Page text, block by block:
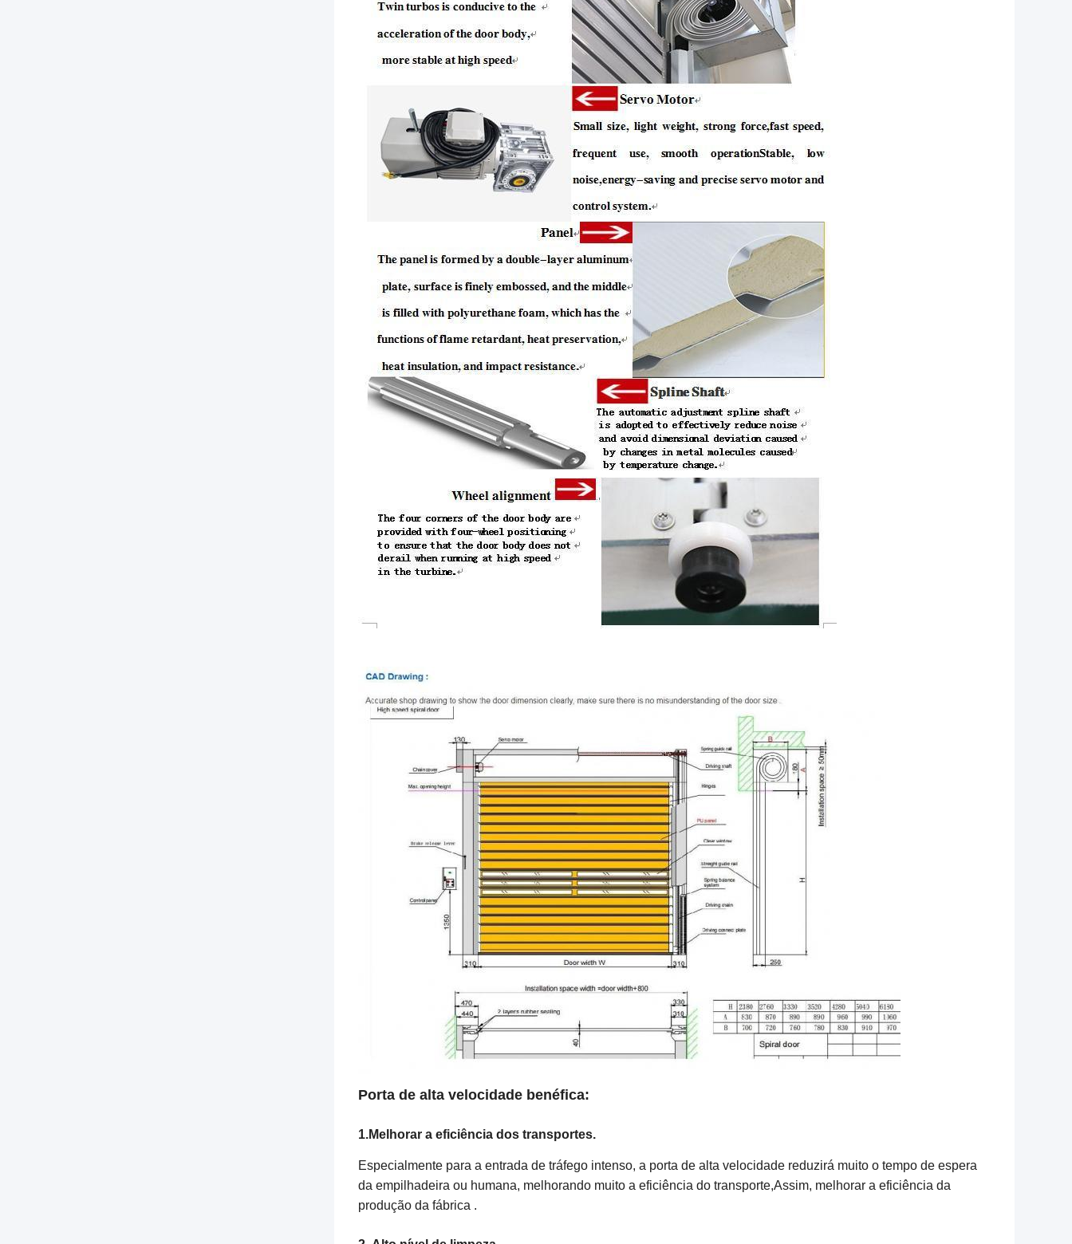
Porta de alta velocidade benéfica:
1.Melhorar a eficiência dos transportes.
Especialmente para a entrada de tráfego intenso, a porta de alta velocidade reduzirá muito o tempo de espera
da empilhadeira ou humana, melhorando muito a eficiência do transporte,Assim, melhorar a eficiência da
produção da fábrica .